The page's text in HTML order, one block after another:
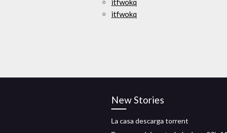
itfwokq
itfwokq
New Stories
La casa descarga torrent